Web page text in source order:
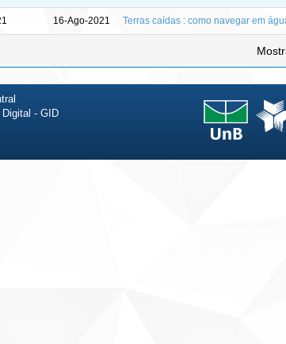
16-Ago-2021 Terras caídas : como navegar em
- GID